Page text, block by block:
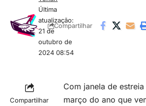
Última
atualização:
21 de
outubro de
2024 08:54
Compartilhar
Compartilhar
Com janela de
março do ano que